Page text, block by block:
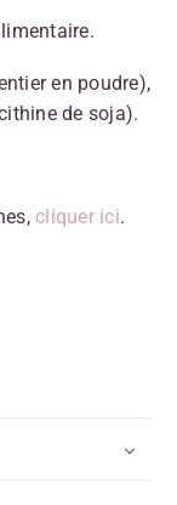
en poudre),
de soja).
cliquer ici.